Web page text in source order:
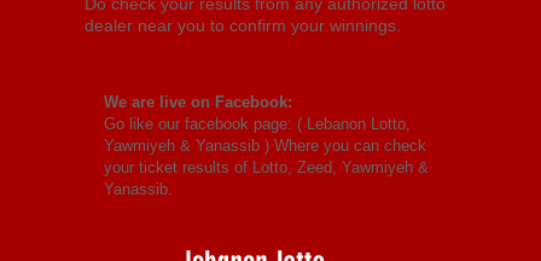
dealer near you to confirm your winnings.
We are live on Facebook:
Go like our facebook page: ( Lebanon Lotto,
Yawmiyeh & Yanassib ) Where you can check
your ticket results of Lotto, Zeed, Yawmiyeh &
Yanassib.